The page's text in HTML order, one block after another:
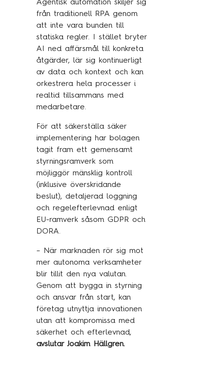
från traditionell RPA genom
att inte vara bunden till
statiska regler. I stället bryter
AI ned affärsmål till konkreta
åtgärder, lär sig kontinuerligt
av data och kontext och kan
orkestrera hela processer i
realtid tillsammans med
medarbetare.
För att säkerställa säker
implementering har bolagen
tagit fram ett gemensamt
styrningsramverk som
möjliggör mänsklig kontroll
(inklusive överskridande
beslut), detaljerad loggning
och regelefterlevnad enligt
EU-ramverk såsom GDPR och
DORA.
– När marknaden rör sig mot
mer autonoma verksamheter
blir tillit den nya valutan.
Genom att bygga in styrning
och ansvar från start, kan
företag utnyttja innovationen
utan att kompromissa med
säkerhet och efterlevnad,
avslutar Joakim Hällgren.